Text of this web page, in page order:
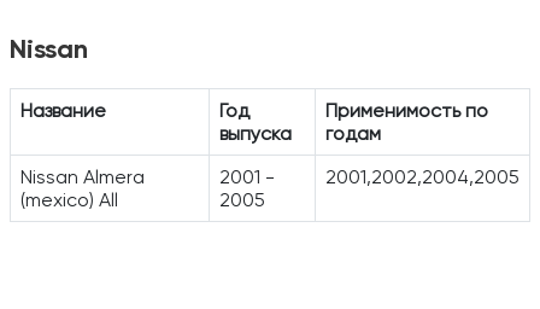
Nissan
Название
Год
выпуска
Применимость по
годам
Nissan Almera
(mexico) All
2001 -
2005
2001,2002,2004,2005